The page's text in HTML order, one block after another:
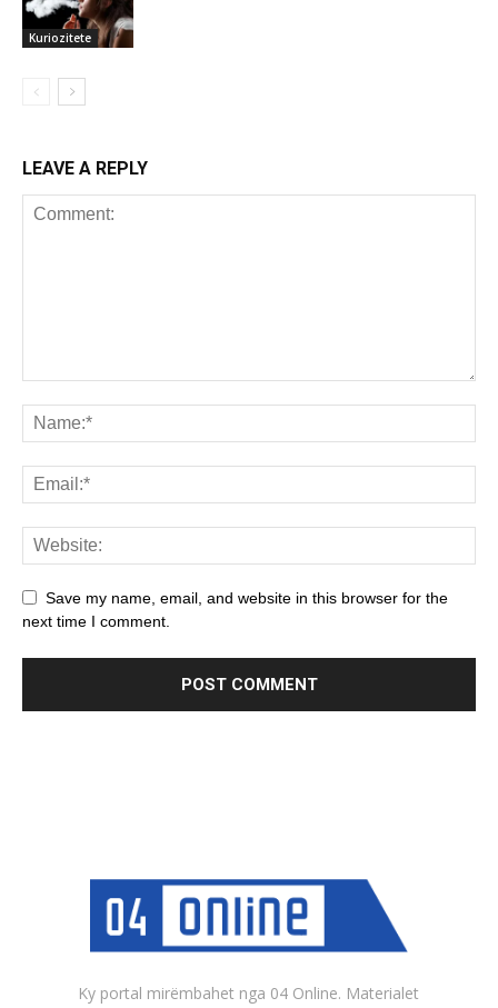
Kuriozitete
LEAVE A REPLY
Save my name, email, and website in this browser for the
next time I comment.
Ky portal mirëmbahet nga 04 Online. Materialet